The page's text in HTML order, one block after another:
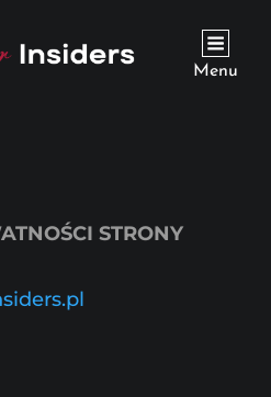
Menu
STRONY